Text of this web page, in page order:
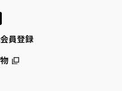
員登録